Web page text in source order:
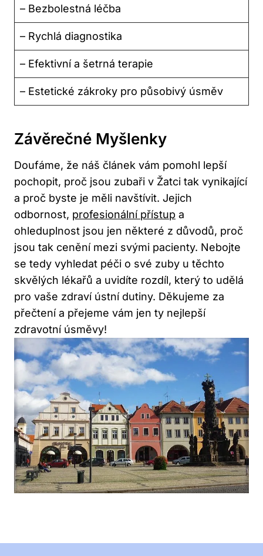
– Bezbolestná léčba
– Rychlá diagnostika
– Efektivní a šetrná terapie
– Estetické zákroky pro působivý úsměv
Závěrečné Myšlenky
Doufáme, že náš článek vám pomohl lepší
pochopit, proč jsou zubaři v Žatci tak vynikající
a proč byste je měli navštívit. Jejich
odbornost, profesionální přístup a
ohleduplnost jsou jen některé z důvodů, proč
jsou tak cenění mezi svými pacienty. Nebojte
se tedy vyhledat péči o své zuby u těchto
skvělých lékařů a uvidíte rozdíl, který to udělá
pro vaše zdraví ústní dutiny. Děkujeme za
přečtení a přejeme vám jen ty nejlepší
zdravotní úsměvy!